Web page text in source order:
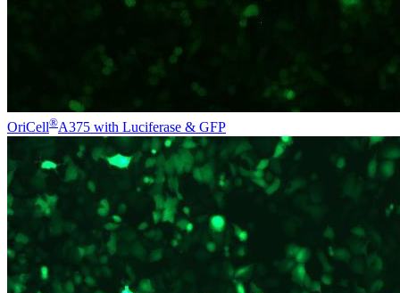
OriCell®A375 with Luciferase & GFP